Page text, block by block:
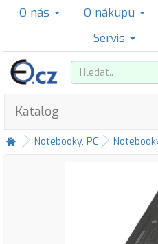
O nás O nákupu
Servis
Katalog
Notebooky, PC